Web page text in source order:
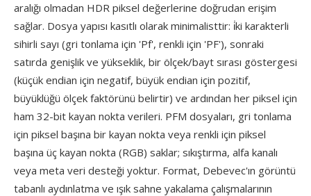
aralığı olmadan HDR piksel değerlerine doğrudan erişim
sağlar. Dosya yapısı kasıtlı olarak minimalisttir: i̇ki karakterli
sihirli sayı (gri tonlama için 'Pf', renkli için 'PF'), sonraki
satırda genişlik ve yükseklik, bir ölçek/bayt sırası göstergesi
(küçük endian için negatif, büyük endian için pozitif,
büyüklüğü ölçek faktörünü belirtir) ve ardından her piksel için
ham 32-bit kayan nokta verileri. PFM dosyaları, gri tonlama
için piksel başına bir kayan nokta veya renkli için piksel
başına üç kayan nokta (RGB) saklar; sıkıştırma, alfa kanalı
veya meta veri desteği yoktur. Format, Debevec'ın görüntü
tabanlı aydınlatma ve ışık sahne yakalama çalışmalarının